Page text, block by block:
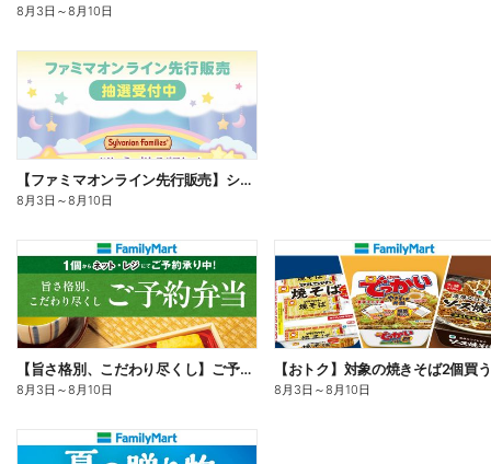
8月3日 ～8月10日
【ファミマオンライン先行販売】シルバニアファミリー
8月3日 ～8月10日
【旨さ格別、こだわり尽くし】ご予約弁当
8月3日 ～8月10日 8月3日 ～8月10日